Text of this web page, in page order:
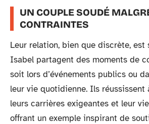
UN COUPLE SOUDÉ
CONTRAINTES
Leur relation, bien que discrète, est
Isabel partagent des moments de
soit lors d’événements publics ou
leur vie quotidienne. Ils réussissent
leurs carrières exigeantes et leur
offrant un exemple inspirant de